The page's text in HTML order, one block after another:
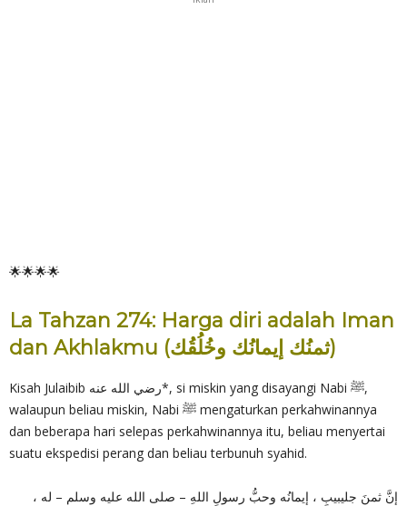
🌟🌟🌟🌟
La Tahzan 274: Harga diri adalah Iman
dan Akhlakmu (ثمنُك إيمانُك وخُلُقُك)
Kisah Julaibib رضي الله عنه*, si miskin yang disayangi Nabi ﷺ,
walaupun beliau miskin, Nabi ﷺ mengaturkan perkahwinannya
dan beberapa hari selepas perkahwinannya itu, beliau menyertai
suatu ekspedisi perang dan beliau terbunuh syahid.
إنَّ ثمنَ جليبيبٍ ، إيمانُه وحبُّ رسولِ اللهِ – صلى الله عليه وسلم – له ،